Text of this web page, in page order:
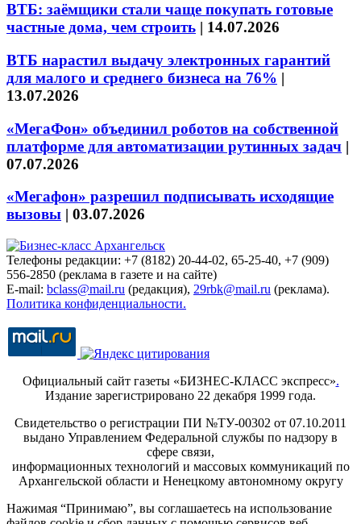
ВТБ: заёмщики стали чаще покупать готовые
частные дома, чем строить | 14.07.2026
ВТБ нарастил выдачу электронных гарантий
для малого и среднего бизнеса на 76% |
13.07.2026
«МегаФон» объединил роботов на собственной
платформе для автоматизации рутинных задач |
07.07.2026
«Мегафон» разрешил подписывать исходящие
вызовы | 03.07.2026
Телефоны редакции: +7 (8182) 20-44-02, 65-25-40, +7 (909)
556-2850 (реклама в газете и на сайте)
E-mail: bclass@mail.ru (редакция), 29rbk@mail.ru (реклама).
Политика конфиденциальности.
Официальный сайт газеты «БИЗНЕС-КЛАСС экспресс».
Издание зарегистрировано 22 декабря 1999 года.
Свидетельство о регистрации ПИ №ТУ-00302 от 07.10.2011
выдано Управлением Федеральной службы по надзору в
сфере связи,
информационных технологий и массовых коммуникаций по
Архангельской области и Ненецкому автономному округу
Нажимая “Принимаю”, вы соглашаетесь на использование